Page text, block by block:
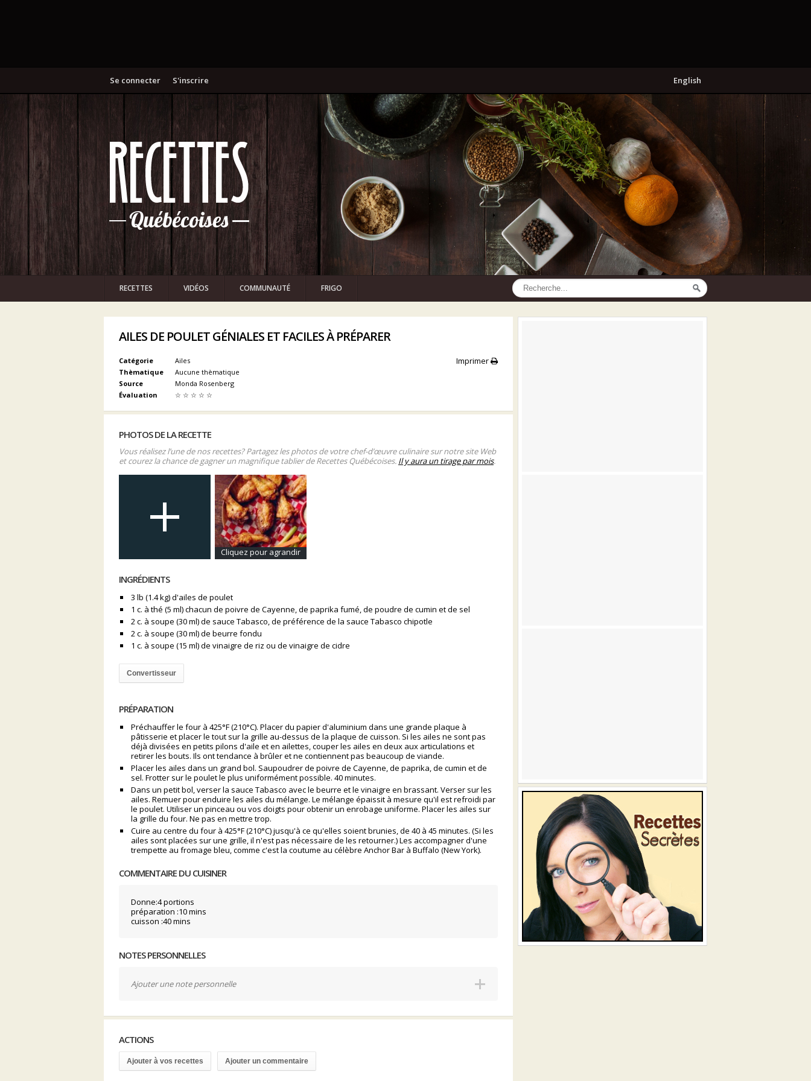
S'inscrire
Se connecter English
RECETTES VIDÉOS COMMUNAUTÉ FRIGO
AILES DE POULET GÉNIALES ET FACILES À PRÉPARER
Imprimer
Catégorie
Ailes
Thèmatique
Aucune thèmatique
Source
Monda Rosenberg
Évaluation
☆ ☆ ☆ ☆ ☆
PHOTOS DE LA RECETTE
Vous réalisez l’une de nos recettes? Partagez les photos de votre chef-d’œuvre culinaire sur notre site Web
et courez la chance de gagner un magnifique tablier de Recettes Québécoises. Il y aura un tirage par mois.
Cliquez pour agrandir
INGRÉDIENTS
3 lb (1.4 kg) d'ailes de poulet
1 c. à thé (5 ml) chacun de poivre de Cayenne, de paprika fumé, de poudre de cumin et de sel
2 c. à soupe (30 ml) de sauce Tabasco, de préférence de la sauce Tabasco chipotle
2 c. à soupe (30 ml) de beurre fondu
1 c. à soupe (15 ml) de vinaigre de riz ou de vinaigre de cidre
Convertisseur
PRÉPARATION
Préchauffer le four à 425°F (210°C). Placer du papier d'aluminium dans une grande plaque à
pâtisserie et placer le tout sur la grille au-dessus de la plaque de cuisson. Si les ailes ne sont pas
déjà divisées en petits pilons d'aile et en ailettes, couper les ailes en deux aux articulations et
retirer les bouts. Ils ont tendance à brûler et ne contiennent pas beaucoup de viande.
Placer les ailes dans un grand bol. Saupoudrer de poivre de Cayenne, de paprika, de cumin et de
sel. Frotter sur le poulet le plus uniformément possible. 40 minutes.
Dans un petit bol, verser la sauce Tabasco avec le beurre et le vinaigre en brassant. Verser sur les
ailes. Remuer pour enduire les ailes du mélange. Le mélange épaissit à mesure qu'il est refroidi par
le poulet. Utiliser un pinceau ou vos doigts pour obtenir un enrobage uniforme. Placer les ailes sur
la grille du four. Ne pas en mettre trop.
Cuire au centre du four à 425°F (210°C) jusqu'à ce qu'elles soient brunies, de 40 à 45 minutes. (Si les
ailes sont placées sur une grille, il n'est pas nécessaire de les retourner.) Les accompagner d'une
trempette au fromage bleu, comme c'est la coutume au célèbre Anchor Bar à Buffalo (New York).
COMMENTAIRE DU CUISINER
Donne:4 portions
préparation :10 mins
cuisson :40 mins
NOTES PERSONNELLES
Ajouter une note personnelle
ACTIONS
Ajouter à vos recettes Ajouter un commentaire